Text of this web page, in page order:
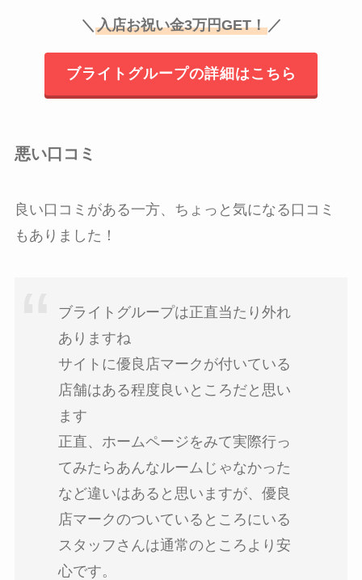
＼ 入店お祝い金3万円GET！／
ブライトグループの詳細はこちら
悪い口コミ
良い口コミがある一方、ちょっと気になる口コミ
もありました！
ブライトグループは正直当たり外れ
ありますね
サイトに優良店マークが付いている
店舗はある程度良いところだと思い
ます
正直、ホームページをみて実際行っ
てみたらあんなルームじゃなかった
など違いはあると思いますが、優良
店マークのついているところにいる
スタッフさんは通常のところより安
心です。